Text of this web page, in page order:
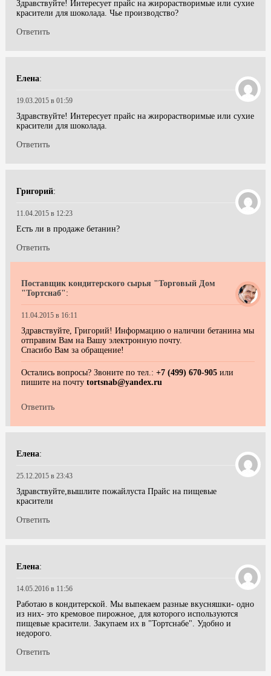
Здравствуйте! Интересует прайс на жирорастворимые или сухие
красители для шоколада. Чье производство?
Ответить
Елена:
19.03.2015 в 01:59
Здравствуйте! Интересует прайс на жирорастворимые или сухие
красители для шоколада.
Ответить
Григорий:
11.04.2015 в 12:23
Есть ли в продаже бетанин?
Ответить
Поставщик кондитерского сырья "Торговый Дом
"Тортснаб":
11.04.2015 в 16:11
Здравствуйте, Григорий! Информацию о наличии бетанина мы
отправим Вам на Вашу электронную почту.
Спасибо Вам за обращение!
Остались вопросы? Звоните по тел.: +7 (499) 670-905или
пишите на почту tortsnab@yandex.ru
Ответить
Елена:
25.12.2015 в 23:43
Здравствуйте,вышлите пожайлуста Прайс на пищевые
красители
Ответить
Елена:
14.05.2016 в 11:56
Работаю в кондитерской. Мы выпекаем разные вкусняшки- одно
из них- это кремовое пирожное, для которого используются
пищевые красители. Закупаем их в "Тортснабе". Удобно и
недорого.
Ответить